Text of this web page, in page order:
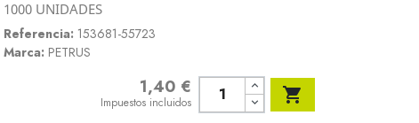
1000 UNIDADES
Referencia: 153681-55723
Marca: PETRUS
1,40 €
Impuestos incluidos 